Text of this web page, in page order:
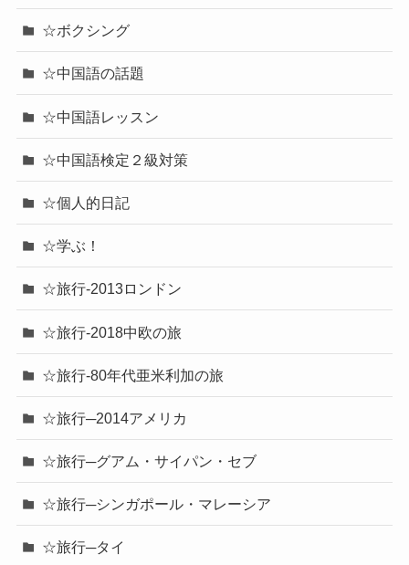
☆ボクシング
☆中国語の話題
☆中国語レッスン
☆中国語検定２級対策
☆個人的日記
☆学ぶ！
☆旅行-2013ロンドン
☆旅行-2018中欧の旅
☆旅行-80年代亜米利加の旅
☆旅行─2014アメリカ
☆旅行─グアム・サイパン・セブ
☆旅行─シンガポール・マレーシア
☆旅行─タイ